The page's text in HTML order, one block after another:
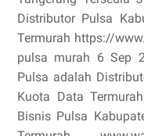
Distributor Pulsa
Termurah https://
pulsa murah 6 Sep
Pulsa adalah
Kuota Data
Bisnis Pulsa